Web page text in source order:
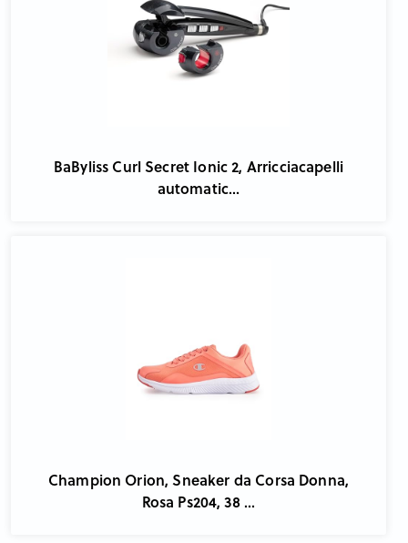
BaByliss Curl Secret Ionic 2, Arricciacapelli
automatic...
Champion Orion, Sneaker da Corsa Donna,
Rosa Ps204, 38 ...